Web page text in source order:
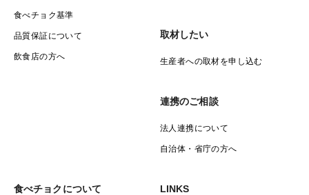
食べチョク基準
品質保証について
飲食店の方へ
取材したい
生産者への取材を申し込む
連携のご相談
法人連携について
自治体・省庁の方へ
食べチョクについて LINKS